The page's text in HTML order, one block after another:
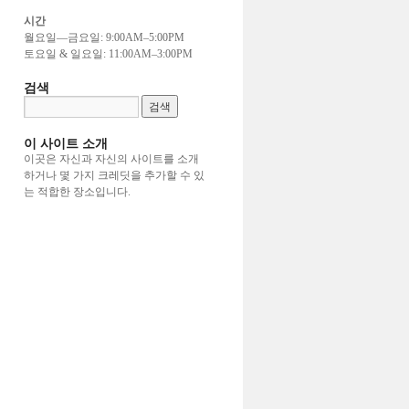
시간
월요일—금요일: 9:00AM–5:00PM
토요일 & 일요일: 11:00AM–3:00PM
검색
이 사이트 소개
이곳은 자신과 자신의 사이트를 소개
하거나 몇 가지 크레딧을 추가할 수 있
는 적합한 장소입니다.